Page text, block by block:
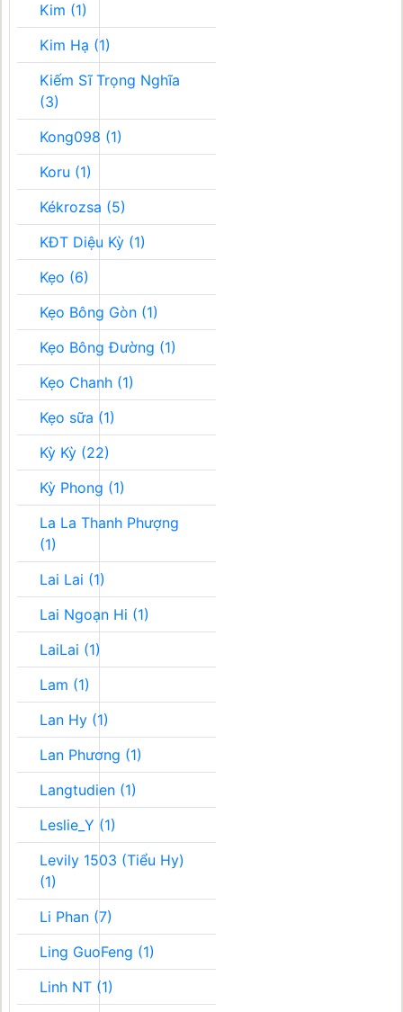
Kim (1)
Kim Hạ (1)
Kiếm Sĩ Trọng Nghĩa
(3)
Kong098 (1)
Koru (1)
Kékrozsa (5)
KĐT Diệu Kỳ (1)
Kẹo (6)
Kẹo Bông Gòn (1)
Kẹo Bông Đường (1)
Kẹo Chanh (1)
Kẹo sữa (1)
Kỳ Kỳ (22)
Kỳ Phong (1)
La La Thanh Phượng
(1)
Lai Lai (1)
Lai Ngoạn Hi (1)
LaiLai (1)
Lam (1)
Lan Hy (1)
Lan Phương (1)
Langtudien (1)
Leslie_Y (1)
Levily 1503 (Tiểu Hy)
(1)
Li Phan (7)
Ling GuoFeng (1)
Linh NT (1)